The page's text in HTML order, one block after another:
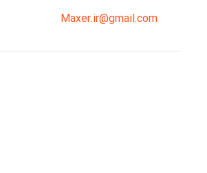
Maxer.ir@gmail.com